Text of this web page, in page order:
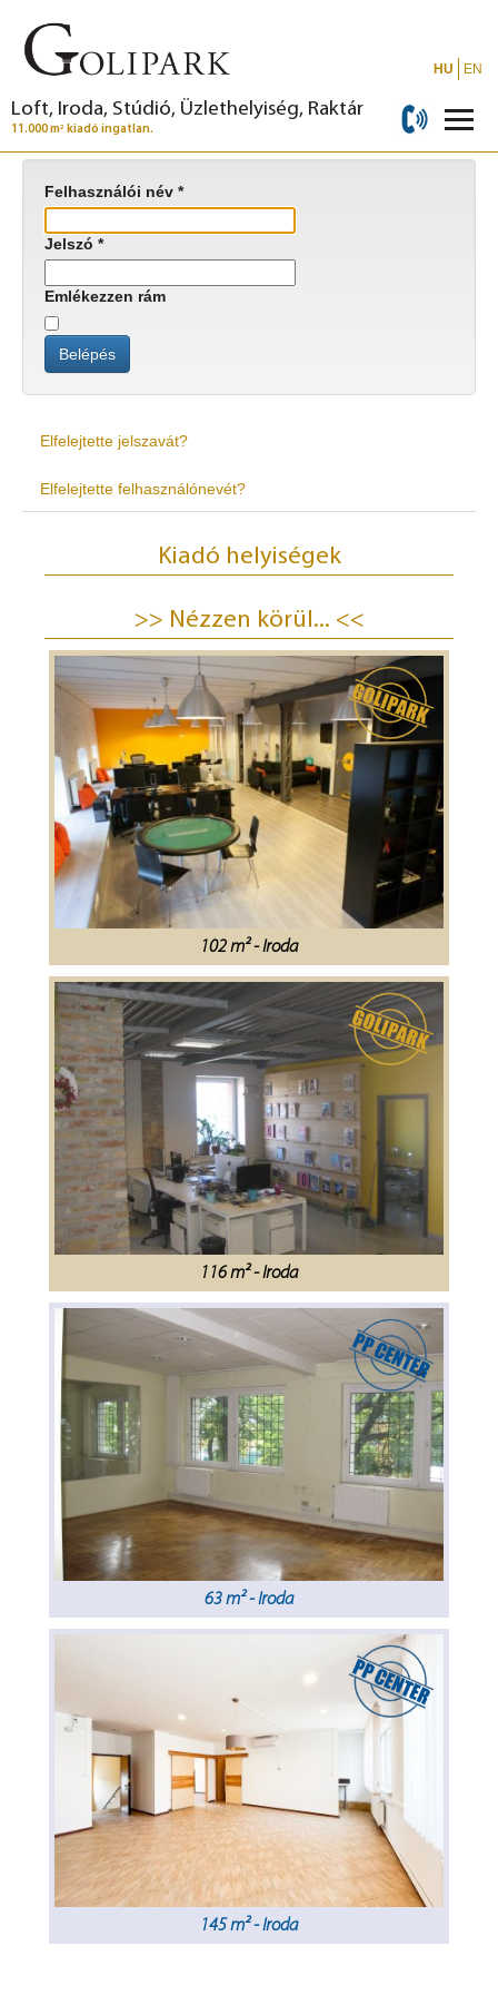
Loft, Iroda, Stúdió, Üzlethelyiség, Raktár
11.000 m2 kiadó ingatlan.
HU EN
Felhasználói név *
Jelszó *
Emlékezzen rám
Belépés
Elfelejtette jelszavát?
Elfelejtette felhasználónevét?
Kiadó helyiségek
>> Nézzen körül... <<
102 m² - Iroda
116 m² - Iroda
63 m² - Iroda
145 m² - Iroda